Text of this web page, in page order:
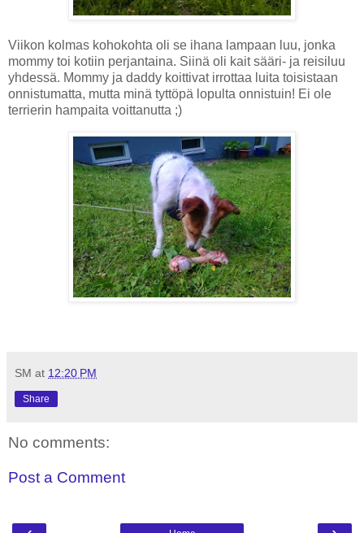
Viikon kolmas kohokohta oli se ihana lampaan luu, jonka
mommy toi kotiin perjantaina. Siinä oli kait sääri- ja reisiluu
yhdessä. Mommy ja daddy koittivat irrottaa luita toisistaan
onnistumatta, mutta minä tyttöpä lopulta onnistuin! Ei ole
terrierin hampaita voittanutta ;)
SM at 12:20 PM
Share
No comments:
Post a Comment